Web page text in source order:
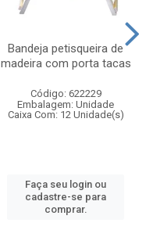
Bandeja petisqueira de
madeira com porta tacas
Código: 622229
Embalagem: Unidade
Caixa Com: 12 Unidade(s)
Faça seu login ou
cadastre-se para
comprar.